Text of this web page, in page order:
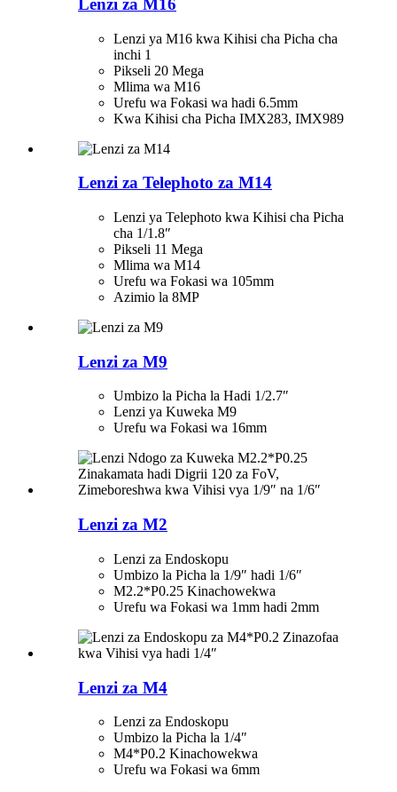
Lenzi za M16
Lenzi ya M16 kwa Kihisi cha Picha cha
inchi 1
Pikseli 20 Mega
Mlima wa M16
Urefu wa Fokasi wa hadi 6.5mm
Kwa Kihisi cha Picha IMX283, IMX989
Lenzi za Telephoto za M14
Lenzi ya Telephoto kwa Kihisi cha Picha
cha 1/1.8″
Pikseli 11 Mega
Mlima wa M14
Urefu wa Fokasi wa 105mm
Azimio la 8MP
Lenzi za M9
Umbizo la Picha la Hadi 1/2.7″
Lenzi ya Kuweka M9
Urefu wa Fokasi wa 16mm
Lenzi za M2
Lenzi za Endoskopu
Umbizo la Picha la 1/9″ hadi 1/6″
M2.2*P0.25 Kinachowekwa
Urefu wa Fokasi wa 1mm hadi 2mm
Lenzi za M4
Lenzi za Endoskopu
Umbizo la Picha la 1/4″
M4*P0.2 Kinachowekwa
Urefu wa Fokasi wa 6mm